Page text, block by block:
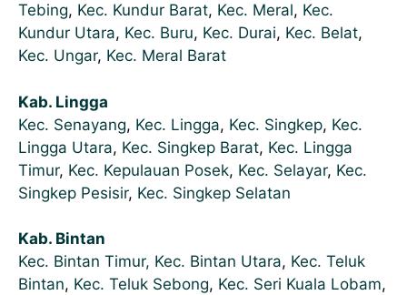
Tebing, Kec. Kundur Barat, Kec. Meral, Kec.
Kundur Utara, Kec. Buru, Kec. Durai, Kec. Belat,
Kec. Ungar, Kec. Meral Barat
Kab. Lingga
Kec. Senayang, Kec. Lingga, Kec. Singkep, Kec.
Lingga Utara, Kec. Singkep Barat, Kec. Lingga
Timur, Kec. Kepulauan Posek, Kec. Selayar, Kec.
Singkep Pesisir, Kec. Singkep Selatan
Kab. Bintan
Kec. Bintan Timur, Kec. Bintan Utara, Kec. Teluk
Bintan, Kec. Teluk Sebong, Kec. Seri Kuala Lobam,